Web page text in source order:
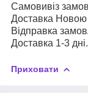
Самовивіз
Доставка
Відправка
Доставка 1-3 дні.
Приховати